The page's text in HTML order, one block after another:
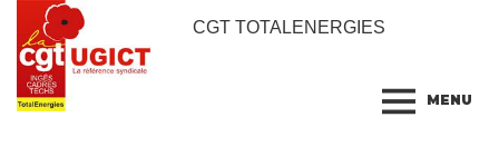
CGT TOTALENERGIES
MENU